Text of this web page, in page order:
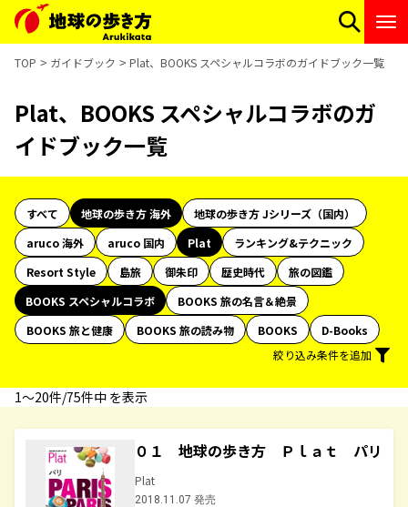
TOP ガイドブック Plat、BOOKS スペシャルコラボのガイドブック一覧
Plat、BOOKS スペシャルコラボのガ
イドブック一覧
すべて 地球の歩き方 海外
地球の歩き方 Jシリーズ（国内）
aruco 海外
aruco 国内 Plat
ランキング&テクニック
Resort Style
島旅 御朱印 歴史時代
旅の図鑑
BOOKS スペシャルコラボ
BOOKS 旅の名言＆絶景
BOOKS 旅と健康
BOOKS 旅の読み物 BOOKS
D-Books
絞り込み条件を追加
1〜20件/75件中 を表示
０１ 地球の歩き方 Ｐｌａｔ パリ
Plat
2018.11.07 発売